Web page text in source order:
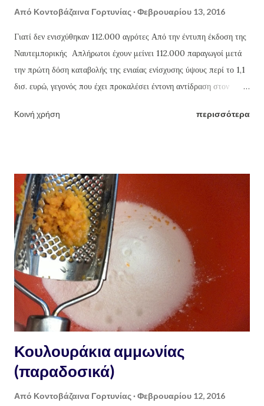
Από Κοντοβάζαινα Γορτυνίας Φεβρουαρίου 13, 2016
Γιατί δεν ενισχύθηκαν 112.000 αγρότες Από την έντυπη έκδοση της
Ναυτεμπορικής Απλήρωτοι έχουν μείνει 112.000 παραγωγοί μετά
την πρώτη δόση καταβολής της ενιαίας ενίσχυσης ύψους περί το 1,1
δισ. ευρώ, γεγονός που έχει προκαλέσει έντονη αντίδραση στον
υπουργείο Αγροτικής Ανάπτυξης εξέδωσε σχετικό non paper μέσω
πληρωμή της. Πιο συγκεκριμένα, αναφέρονται: Υπάρχουν παραγωγοί
οι οποίοι είδαν στους λογαριασμούς τους λιγότερα χρήματα από
εκείνα που υπολόγιζαν ότι θα πάρουν ή από εκείνα που είχαν πάρει
πέρυσι; Η φετινή είναι η πρώτη χρονιά εφαρμογής της νέας Κοινής
Αγροτικής Πολιτικής της Κοινότητας
Κοινή χρήση περισσότερα
Κουλουράκια αμμωνίας
(παραδοσικά)
Από Κοντοβάζαινα Γορτυνίας Φεβρουαρίου 12, 2016